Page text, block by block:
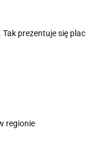
prezentuje się plac
regionie